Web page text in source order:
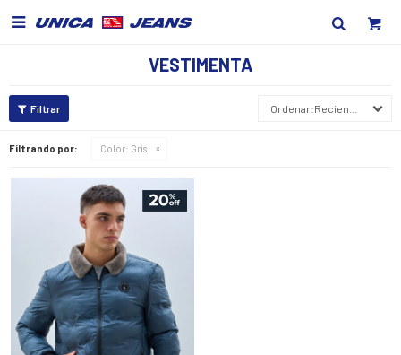

VESTIMENTA
Recientes
Filtrando por: Color: Gris